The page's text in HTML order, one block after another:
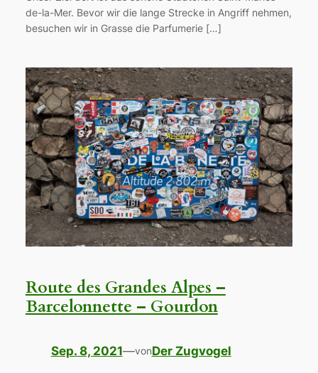
de-la-Mer. Bevor wir die lange Strecke in Angriff nehmen,
besuchen wir in Grasse die Parfumerie […]
Route des Grandes Alpes –
Barcelonnette – Gourdon
Sep. 8, 2021—vonDer Zugvogel